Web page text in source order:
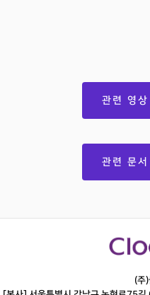
관련 영상
관련 문서
(주